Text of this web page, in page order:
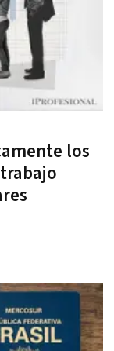
los